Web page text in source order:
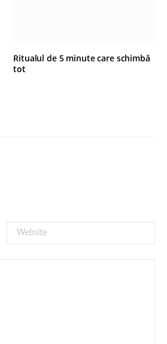
Ritualul de 5 minute care schimbă
tot